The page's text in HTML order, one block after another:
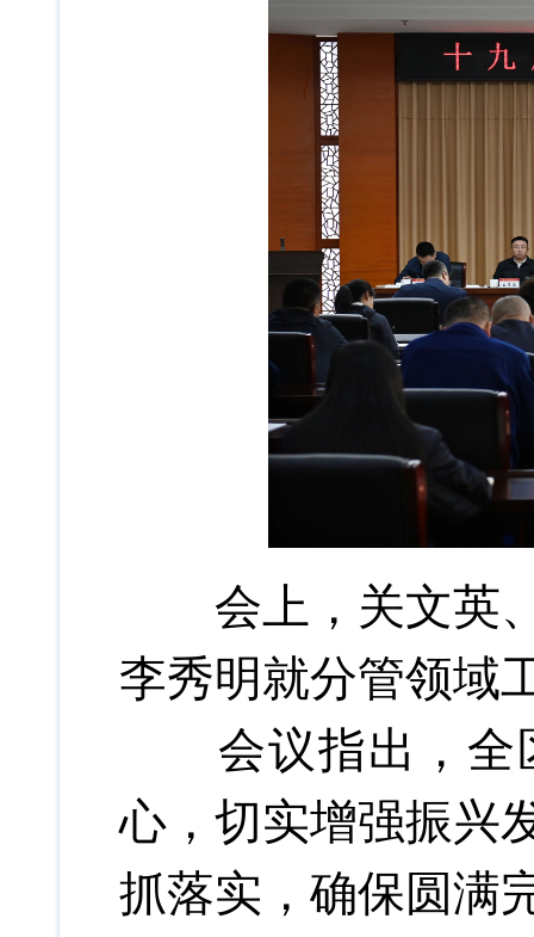
会上，关文英、
李秀明就分管领域
会议指出，全
心，切实增强振兴
抓落实，确保圆满